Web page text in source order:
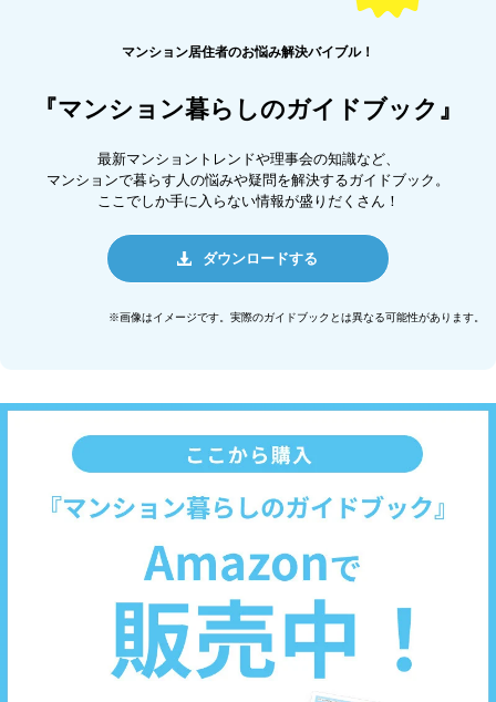
マンション居住者のお悩み解決バイブル！
『マンション暮らしのガイドブック』
最新マンショントレンドや理事会の知識など、
マンションで暮らす人の悩みや疑問を解決するガイドブック。
ここでしか手に入らない情報が盛りだくさん！
ダウンロードする
※画像はイメージです。実際のガイドブックとは異なる可能性があります。